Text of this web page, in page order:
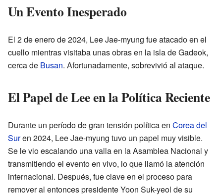
Un Evento Inesperado
El 2 de enero de 2024, Lee Jae-myung fue atacado en el
cuello mientras visitaba unas obras en la isla de Gadeok,
cerca de Busan. Afortunadamente, sobrevivió al ataque.
El Papel de Lee en la Política Reciente
Durante un período de gran tensión política en Corea del
Suren 2024, Lee Jae-myung tuvo un papel muy visible.
Se le vio escalando una valla en la Asamblea Nacional y
transmitiendo el evento en vivo, lo que llamó la atención
internacional. Después, fue clave en el proceso para
remover al entonces presidente Yoon Suk-yeol de su